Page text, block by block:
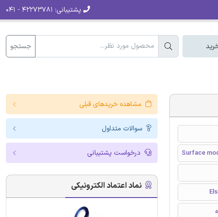
پشتیبانی:
جستجو
Surface
مشاهده خریدهای قبلی
سوالات متداول
درخواست پشتیبانی
نماد اعتماد الکترونیکی